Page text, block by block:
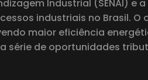
Industrial (SENAI) e
industriais no Brasil. O
maior eficiência
de oportunidades